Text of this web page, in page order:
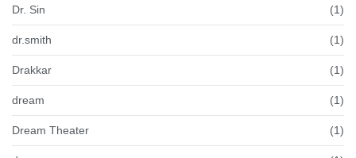
Dr. Sin (1)
dr.smith (1)
Drakkar (1)
dream (1)
Dream Theater (1)